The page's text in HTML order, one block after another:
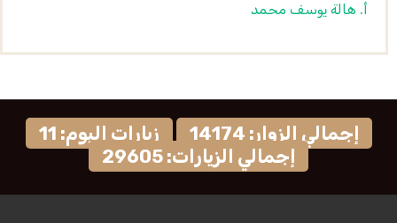
أ. هالة يوسف محمد
إجمالي الزوار: 14174
زيارات اليوم: 11
إجمالي الزيارات: 29605